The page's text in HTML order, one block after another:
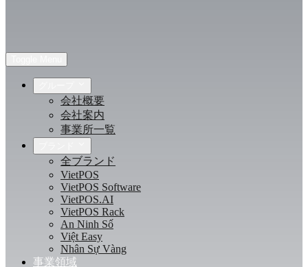
会社概要
会社案内
事業所一覧
全ブランド
VietPOS
VietPOS Software
VietPOS.AI
VietPOS Rack
An Ninh Số
Việt Easy
Nhân Sự Vàng
事業領域